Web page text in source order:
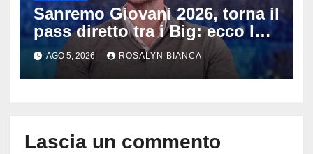
Sanremo Giovani 2026, torna il
pass diretto tra i Big: ecco la
rivoluzione di Stefano De
Martino
AGO 5, 2026 ROSALYN BIANCA
Lascia un commento